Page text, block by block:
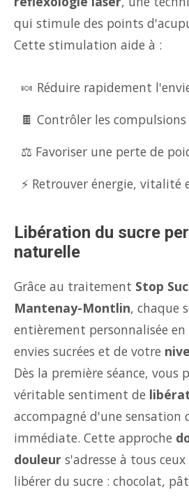
qui stimule des points
Cette stimulation aide à :
🍬 Réduire rapidement
🍫 Contrôler les
⚖️ Favoriser une perte de
⚡ Retrouver énergie, vitalité
Libération du sucre
naturelle
Grâce au traitement Stop
Mantenay-Montlin, chaque
entièrement personnalisée
envies sucrées et de votre
Dès la première séance, vous
véritable sentiment de
accompagné d'une sensation
immédiate. Cette approche
douleur s'adresse à tous
libérer du sucre : chocolat,